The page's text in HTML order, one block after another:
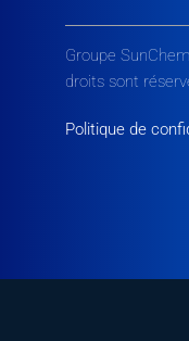
Groupe
droits sont
Politique de